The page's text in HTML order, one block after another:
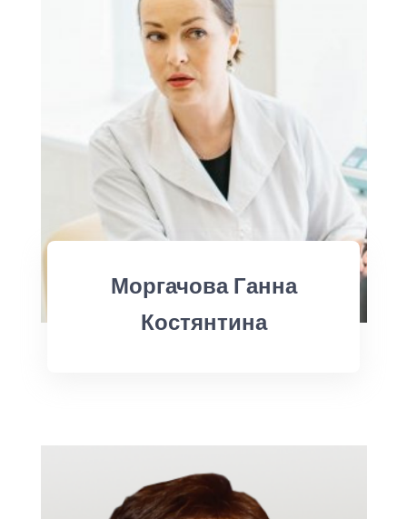
Моргачова Ганна
Костянтина